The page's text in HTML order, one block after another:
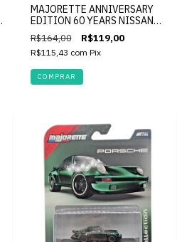
MAJORETTE ANNIVERSARY
EDITION 60 YEARS NISSAN
SKYLINE GT-R
R$164,00 R$119,00
R$115,43 com Pix